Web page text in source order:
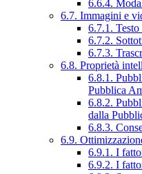
6.6.4.
6.7. Immagini e
6.7.1.
6.7.2.
6.7.3.
6.8. Proprietà
6.8.1.
Pubblica
6.8.2.
dalla
6.8.3.
6.9.
6.9.1. I
6.9.2. I